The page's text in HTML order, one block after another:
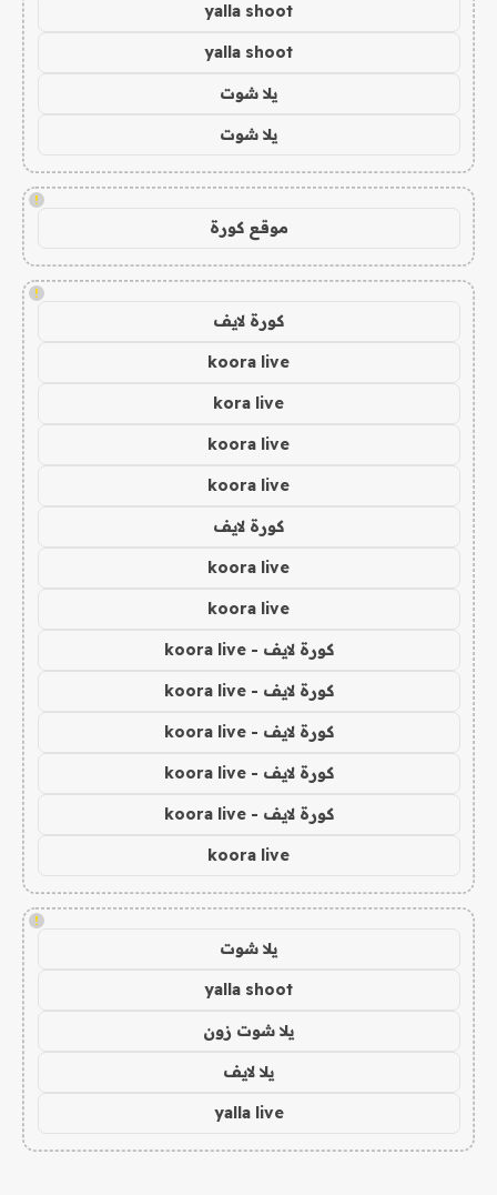
yalla shoot
yalla shoot
يلا شوت
يلا شوت
!
موقع كورة
!
كورة لايف
koora live
kora live
koora live
koora live
كورة لايف
koora live
koora live
كورة لايف - koora live
كورة لايف - koora live
كورة لايف - koora live
كورة لايف - koora live
كورة لايف - koora live
koora live
!
يلا شوت
yalla shoot
يلا شوت زون
يلا لايف
yalla live